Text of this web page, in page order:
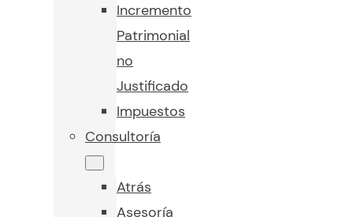
Incremento
Patrimonial
no
Justificado
Impuestos
Consultoría
Atrás
Asesoría